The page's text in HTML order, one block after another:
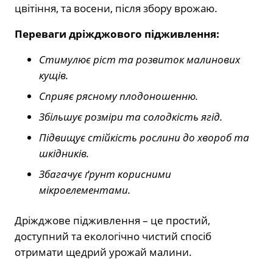
цвітіння, та восени, після збору врожаю.
Переваги дріжджового підживлення:
Стимулює ріст та розвиток малинових
кущів.
Сприяє рясному плодоношенню.
Збільшує розміри та солодкість ягід.
Підвищує стійкість рослини до хвороб та
шкідників.
Збагачує ґрунт корисними
мікроелементами.
Дріжджове підживлення – це простий,
доступний та екологічно чистий спосіб
отримати щедрий урожай малини.